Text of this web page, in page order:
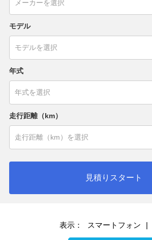
モデル
年式
走行距離（km）
見積りスタート
表示： スマートフォン |